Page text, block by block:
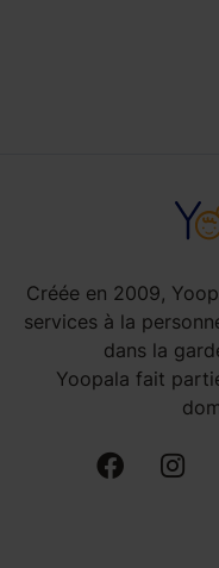
Créée en 2009,
services à la
dans la
Yoopala fait